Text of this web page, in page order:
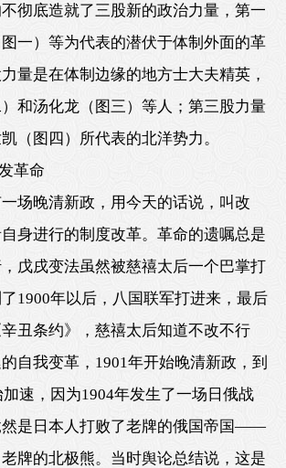
彻底造就了三股新的政治力量，第一
一）等为代表的潜伏于体制外面的革
量是在体制边缘的地方士大夫精英，
和汤化龙（图三）等人；第三股力量
（图四）所代表的北洋势力。
革命
场晚清新政，用今天的话说，叫改
身进行的制度改革。革命的遗嘱总是
戊戌变法虽然被慈禧太后一个巴掌打
1900年以后，八国联军打进来，最后
丑条约》，慈禧太后知道不改不行
自我变革，1901年开始晚清新政，到
速，因为1904年发生了一场日俄战
然是日本人打败了老牌的俄国帝国——
牌的北极熊。当时舆论总结说，这是